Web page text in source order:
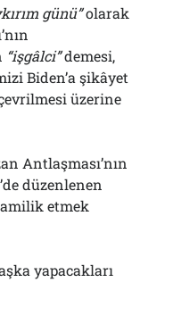
günü”olarak
“işgâlci”demesi,
Biden’a şikâyet
üzerine
Antlaşması’nın
düzenlenen
etmek
yapacakları